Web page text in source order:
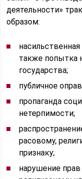
деятельности»
образом:
также попытка
государства;
публичное
пропаганда
нетерпимости;
расовому,
признаку;
нарушение